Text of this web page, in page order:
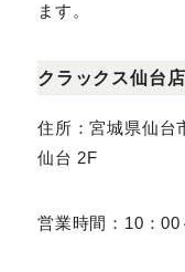
の取り扱いもあり
す。
クラックス仙台店
仙台 2F